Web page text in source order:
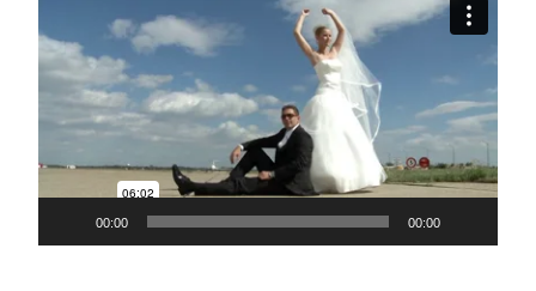
prehrávač
00:00 00:00